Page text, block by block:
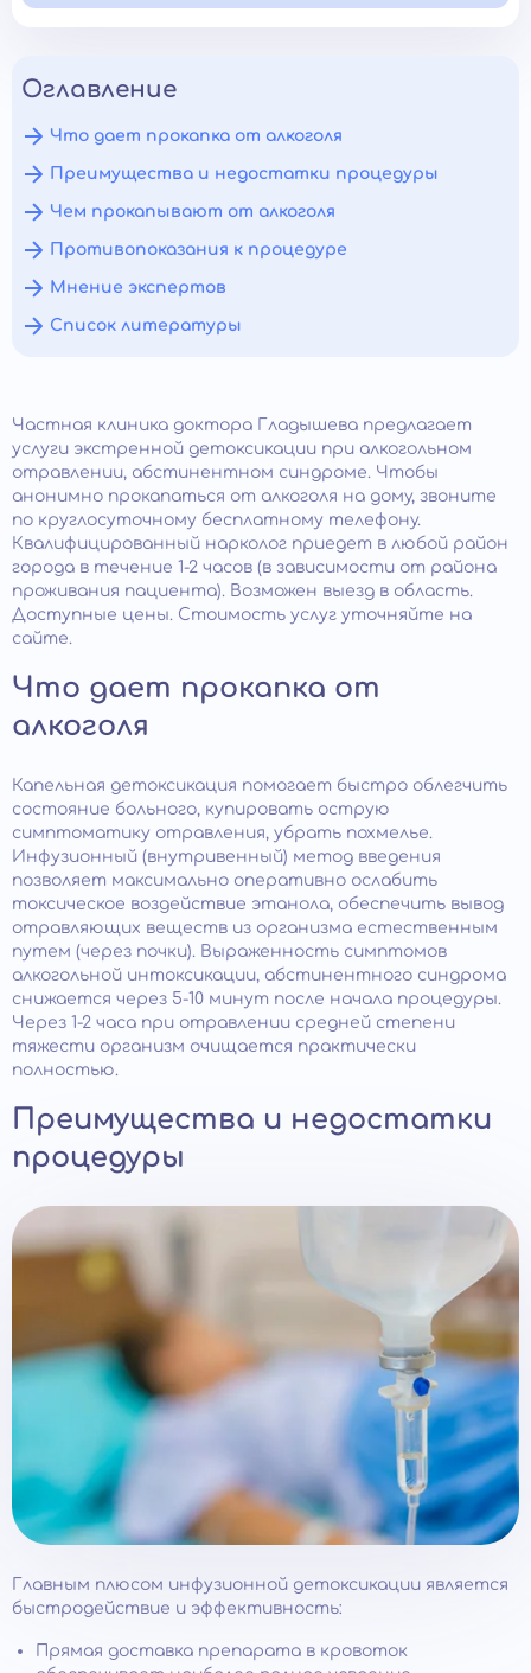
Оглавление
Что дает прокапка от алкоголя
Преимущества и недостатки процедуры
Чем прокапывают от алкоголя
Противопоказания к процедуре
Мнение экспертов
Список литературы
Частная клиника доктора Гладышева предлагает
услуги экстренной детоксикации при алкогольном
отравлении, абстинентном синдроме. Чтобы
анонимно прокапаться от алкоголя на дому, звоните
по круглосуточному бесплатному телефону.
Квалифицированный нарколог приедет в любой район
города в течение 1-2 часов (в зависимости от района
проживания пациента). Возможен выезд в область.
Доступные цены. Стоимость услуг уточняйте на
сайте.
Что дает прокапка от
алкоголя
Капельная детоксикация помогает быстро облегчить
состояние больного, купировать острую
симптоматику отравления, убрать похмелье.
Инфузионный (внутривенный) метод введения
позволяет максимально оперативно ослабить
токсическое воздействие этанола, обеспечить вывод
отравляющих веществ из организма естественным
путем (через почки). Выраженность симптомов
алкогольной интоксикации, абстинентного синдрома
снижается через 5-10 минут после начала процедуры.
Через 1-2 часа при отравлении средней степени
тяжести организм очищается практически
полностью.
Преимущества и недостатки
процедуры
Главным плюсом инфузионной детоксикации является
быстродействие и эффективность:
Прямая доставка препарата в кровоток